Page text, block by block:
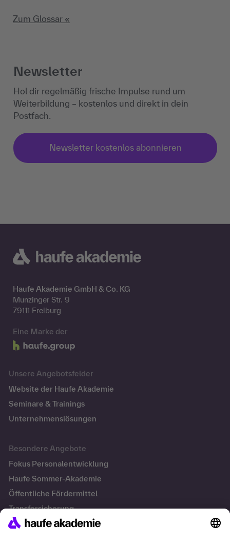
Zum Glossar «
Newsletter
Hol dir regelmäßig frische Impulse rund um
Weiterbildung – kostenlos und direkt in dein
Postfach.
Newsletter kostenlos abonnieren
Haufe Akademie GmbH & Co. KG
Munzinger Str. 9
79111 Freiburg
Eine Marke der
Unsere Angebotsfelder
Website der Haufe Akademie
Seminare & Trainings
Unternehmenslösungen
Besondere Angebote
Fokus Personalentwicklung
Haufe Sommer-Akademie
Öffentliche Fördermittel
Transfersicherung